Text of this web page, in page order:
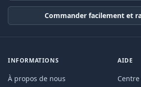
Commander facilement et
INFORMATIONS
À propos de nous
AIDE